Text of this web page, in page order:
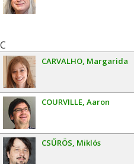
C
CARVALHO Margarida
COURVILLE Aaron
CSŰRÖS Miklós